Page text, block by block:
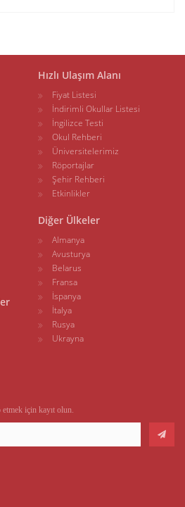
Hızlı Ulaşım Alanı
Fiyat Listesi
İndirimli Okullar Listesi
İngilizce Testi
Okul Rehberi
Üniversitelerimiz
Röportajlar
Şehir Rehberi
Etkinlikler
Diğer Ülkeler
Almanya
Avusturya
Belarus
Fransa
İspanya
İtalya
Rusya
Ukrayna
için kayıt olun.